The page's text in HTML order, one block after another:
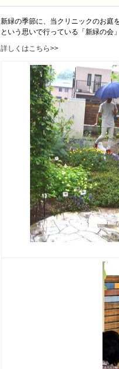
新緑の季節に、当クリニックのお庭
という思いで行っている「新緑の会
詳しくはこちら>>